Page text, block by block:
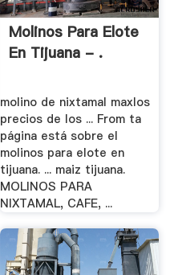
Molinos Para Elote
En Tijuana - .
molino de nixtamal maxlos
precios de los ... From ta
página está sobre el
molinos para elote en
tijuana. ... maiz tijuana.
MOLINOS PARA
NIXTAMAL, CAFE, ...